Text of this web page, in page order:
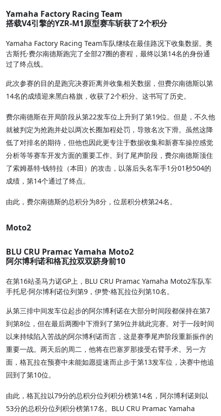
Yamaha Factory Racing Team
搭载V4引擎的YZR-M1原型赛车斩获了2个积分
Yamaha Factory Racing Team车队继续在最佳路况下收集数据。奥
古斯托·费尔南德斯跑完了全部27圈的赛程，最终以第14名的身份通
过了终点线。
此次参赛的目的是跑完决赛距离并收集相关数据，但费尔南德斯以第
14名的成绩迎来黑白格旗，收获了2个积分。这书写了历史。
费尔南德斯在开局阶段从第22发车位上升到了第19位。但是，不久他
就被判定为抢跑并处以两次长圈加程处罚，导致名次下滑。虽然这降
低了对排名的期待，但他也因此更专注于数据收集和新赛车操控感觉
分析等等赛车开发方面的重要工作。到了尾声阶段，费尔南德斯顶住
了索姆基特·钱特拉（本田）的攻击，以落后头名车手1分01秒504的
成绩，第14个通过了终点。
由此，费尔南德斯的总积分为8分，位居积分榜第24名。
Moto2
BLU CRU Pramac Yamaha Moto2
阿尔博利诺和格瓦拉双双跻身前10
在第16站圣马力诺GP上，BLU CRU Pramac Yamaha Moto2车队车
手托尼·阿尔博利诺位列第9，伊赞·格瓦拉位列第10名。
从第三排中间发车位起步的阿尔博利诺在大部分时间段都保持在第7
到第8位，但在最后两圈中下滑到了第9位并就此完赛。对于一段时间
以来持续陷入苦战的阿尔博利诺而言，这是赛季尾声阶段重新振作的
重要一战。两天后的周二，他将在巴塞罗那接受右臂手术。另一方
面，格瓦拉在预赛中未能如愿提速而止步于第13发车位，决赛中他追
回到了第10位。
由此，格瓦拉以79分的总积分位列积分榜第14名，阿尔博利诺则以
53分的总积分位列积分榜第17名。BLU CRU Pramac Yamaha